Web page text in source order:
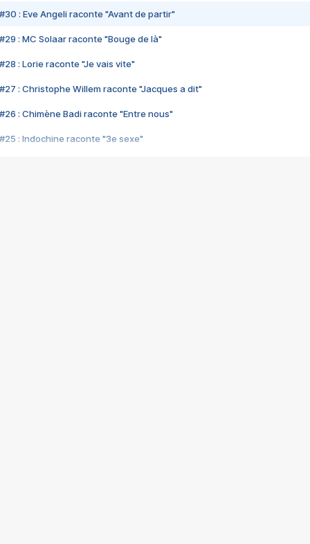
#30 : Eve Angeli raconte "Avant de partir"
#29 : MC Solaar raconte "Bouge de là"
#28 : Lorie raconte "Je vais vite"
#27 : Christophe Willem raconte "Jacques a dit"
#26 : Chimène Badi raconte "Entre nous"
#25 : Indochine raconte "3e sexe"